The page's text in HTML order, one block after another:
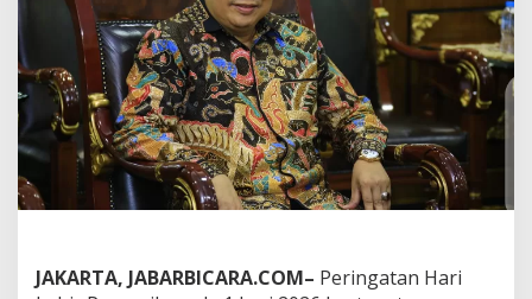
i
l
a
d
a
n
K
e
t
e
u
JAKARTA, JABARBICARA.COM– Peringatan Hari